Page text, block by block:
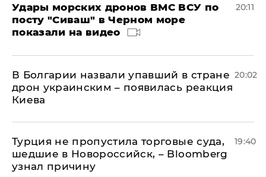
Удары морских дронов ВМС ВСУ по
посту "Сиваш" в Черном море
показали на видео
20:11
В Болгарии назвали упавший в стране
дрон украинским – появилась реакция
Киева
20:02
Турция не пропустила торговые суда,
шедшие в Новороссийск, – Bloomberg
узнал причину
19:40